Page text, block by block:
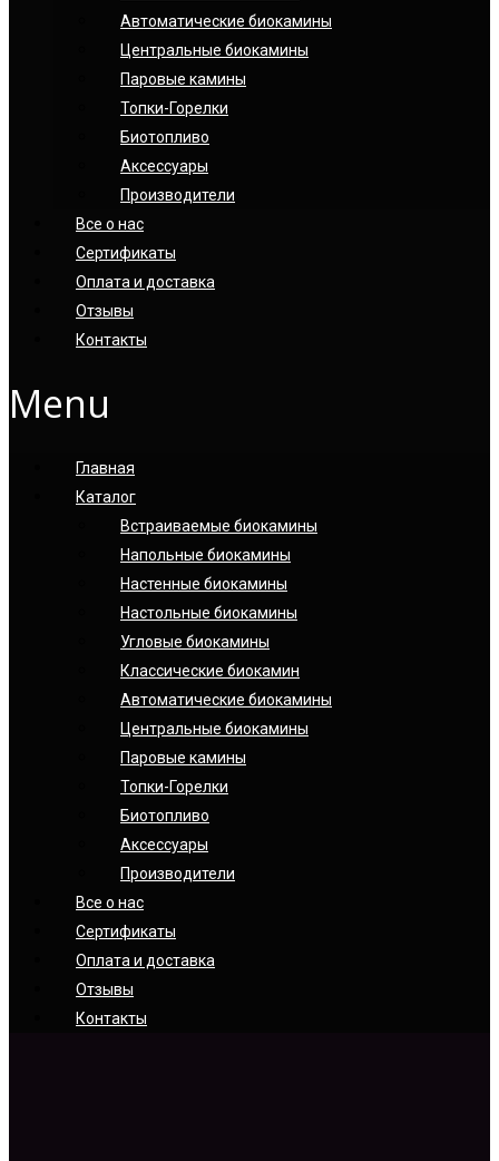
Автоматические биокамины
Центральные биокамины
Паровые камины
Топки-Горелки
Биотопливо
Аксессуары
Производители
Все о нас
Сертификаты
Оплата и доставка
Отзывы
Контакты
Menu
Главная
Каталог
Встраиваемые биокамины
Напольные биокамины
Настенные биокамины
Настoльные биокамины
Угловые биокамины
Классические биокамин
Автоматические биокамины
Центральные биокамины
Паровые камины
Топки-Горелки
Биотопливо
Аксессуары
Производители
Все о нас
Сертификаты
Оплата и доставка
Отзывы
Контакты